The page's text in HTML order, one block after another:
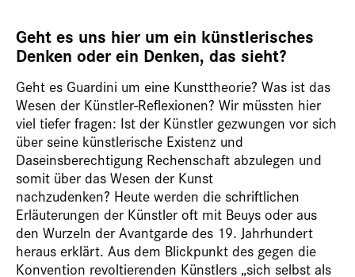
Geht es uns hier um ein künstlerisches
Denken oder ein Denken, das sieht?
Geht es Guardini um eine Kunsttheorie? Was ist das
Wesen der Künstler-Reflexionen? Wir müssten hier
viel tiefer fragen: Ist der Künstler gezwungen vor sich
über seine künstlerische Existenz und
Daseinsberechtigung Rechenschaft abzulegen und
somit über das Wesen der Kunst
nachzudenken? Heute werden die schriftlichen
Erläuterungen der Künstler oft mit Beuys oder aus
den Wurzeln der Avantgarde des 19. Jahrhundert
heraus erklärt. Aus dem Blickpunkt des gegen die
Konvention revoltierenden Künstlers „sich selbst als